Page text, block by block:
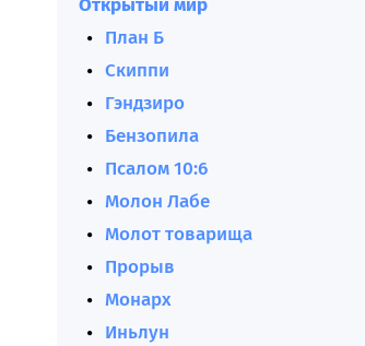
Открытый мир
План Б
Скиппи
Гэндзиро
Бензопила
Псалом 10:6
Молон Лабе
Молот товарища
Прорыв
Монарх
Иньлун